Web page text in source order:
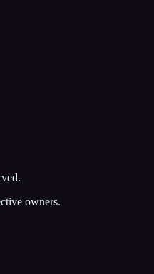
owners.